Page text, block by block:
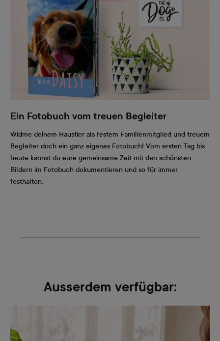
Ein Fotobuch vom treuen Begleiter
Widme deinem Haustier als festem Familienmitglied und treuem
Begleiter doch ein ganz eigenes Fotobuch! Vom ersten Tag bis
heute kannst du eure gemeinsame Zeit mit den schönsten
Bildern im Fotobuch dokumentieren und so für immer
festhalten.
Ausserdem verfügbar: